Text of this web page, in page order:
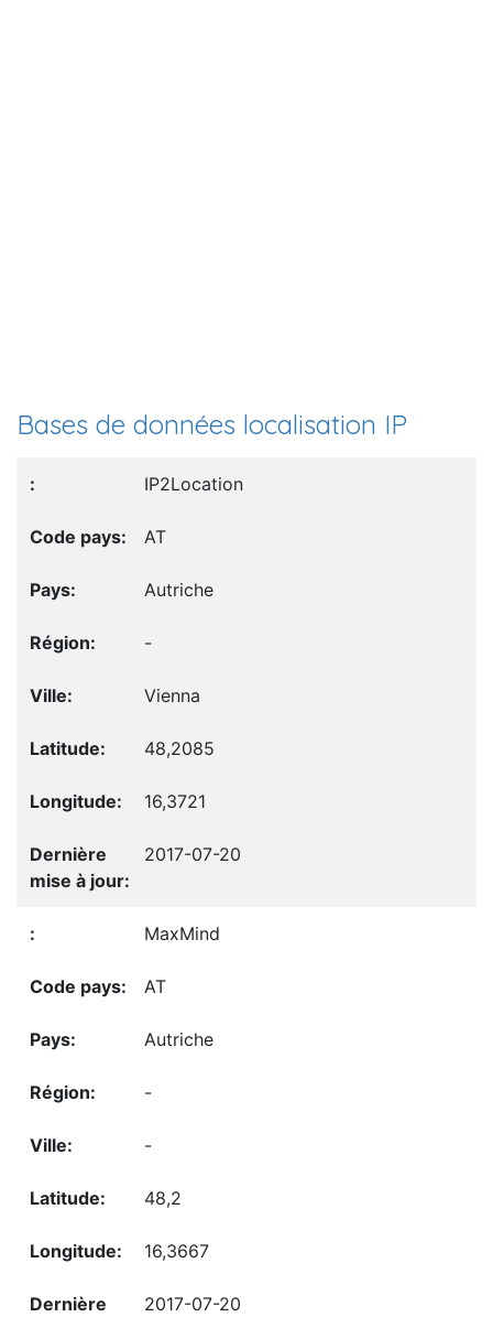
Bases de données localisation IP
IP2Location
AT
Autriche
-
Vienna
48,2085
16,3721
2017-07-20
MaxMind
AT
Autriche
-
-
48,2
16,3667
2017-07-20